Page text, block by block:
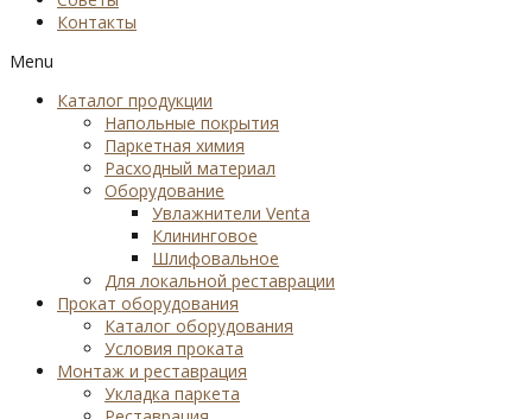
Контакты
Menu
Каталог продукции
Напольные покрытия
Паркетная химия
Расходный материал
Оборудование
Увлажнители Venta
Клининговое
Шлифовальное
Для локальной реставрации
Прокат оборудования
Каталог оборудования
Условия проката
Монтаж и реставрация
Укладка паркета